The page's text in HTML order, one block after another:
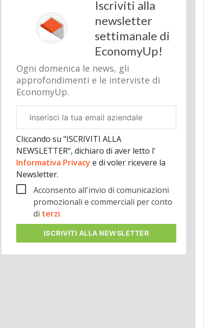
Iscriviti alla
newsletter
settimanale di
EconomyUp!
Ogni domenica le news, gli
approfondimenti e le interviste di
EconomyUp.
aziendale
Cliccando su "ISCRIVITI ALLA
NEWSLETTER", dichiaro di aver letto l'
Informativa Privacy e di voler ricevere la
Newsletter.
Acconsento all'invio di comunicazioni
promozionali e commerciali per conto
di terzi.
ISCRIVITI ALLA NEWSLETTER